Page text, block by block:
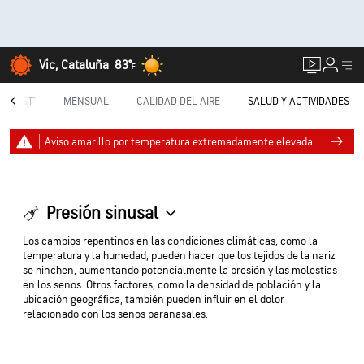
Vic, Cataluña 83°F
MENSUAL CALIDAD DEL AIRE SALUD Y ACTIVIDADES
Aviso amarillo por temperatura extremadamente elevada
Presión sinusal
Los cambios repentinos en las condiciones climáticas, como la
temperatura y la humedad, pueden hacer que los tejidos de la nariz
se hinchen, aumentando potencialmente la presión y las molestias
en los senos. Otros factores, como la densidad de población y la
ubicación geográfica, también pueden influir en el dolor
relacionado con los senos paranasales.